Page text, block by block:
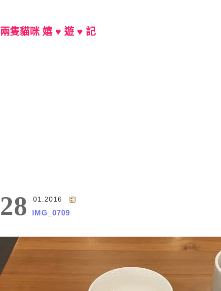
兩隻貓咪 嬉 ♥ 遊 ♥ 記
28 01.2016
IMG_0709